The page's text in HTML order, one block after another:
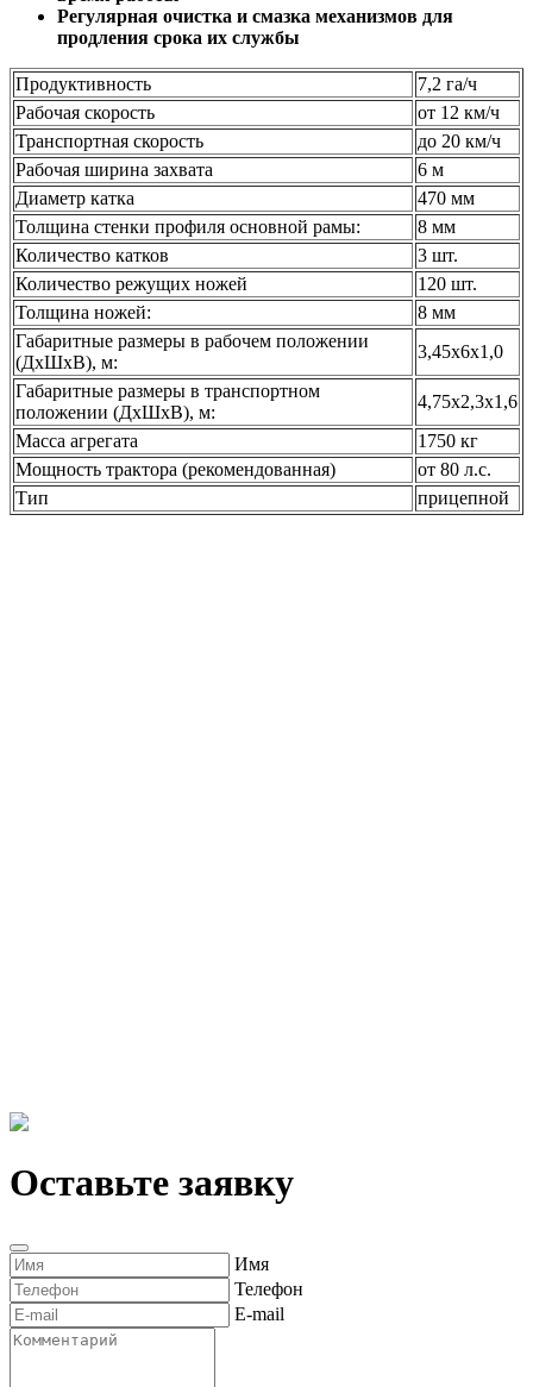
Регулярная очистка и смазка механизмов для
продления срока их службы
Продуктивность
7,2 га/ч
Рабочая скорость
от 12 км/ч
Транспортная скорость
до 20 км/ч
Рабочая ширина захвата
6 м
Диаметр катка
470 мм
Толщина стенки профиля основной рамы:
8 мм
Количество катков
3 шт.
Количество режущих ножей
120 шт.
Толщина ножей:
8 мм
Габаритные размеры в рабочем положении
(ДхШхВ), м:
3,45х6х1,0
Габаритные размеры в транспортном
положении (ДхШхВ), м:
4,75х2,3х1,6
Масса агрегата
1750 кг
Мощность трактора (рекомендованная)
от 80 л.с.
Тип
прицепной
Оставьте заявку
Имя
Телефон
E-mail